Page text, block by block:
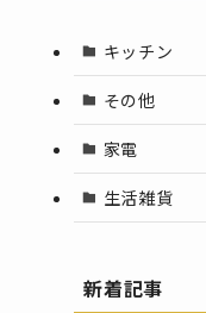
キッチン
その他
家電
生活雑貨
新着記事